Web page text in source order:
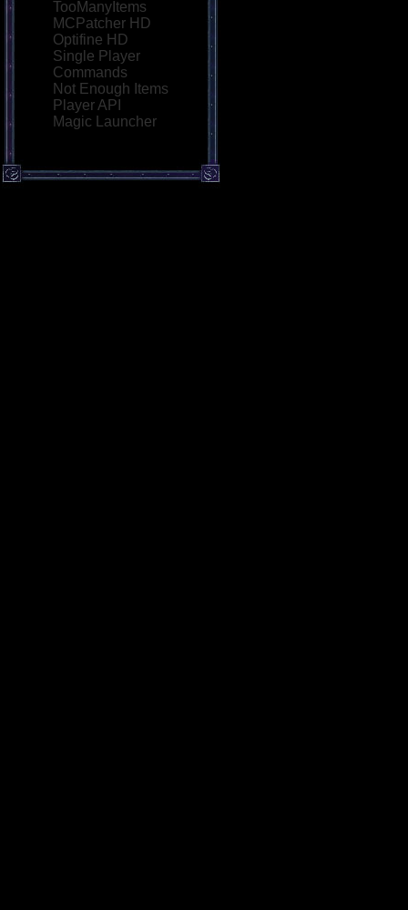
TooManyItems
MCPatcher HD
Optifine HD
Single Player
Commands
Not Enough Items
Player API
Magic Launcher